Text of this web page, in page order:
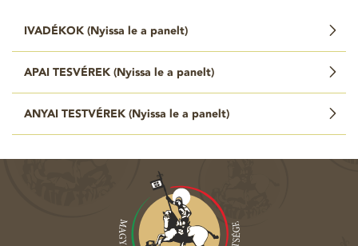
IVADÉKOK ( Nyissa le a panelt)
APAI TESVÉREK ( Nyissa le a panelt)
ANYAI TESTVÉREK ( Nyissa le a panelt)